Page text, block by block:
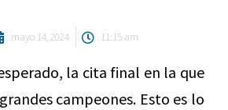
mayo 14, 2024 11:15 am
la cita final en la que
campeones. Esto es lo